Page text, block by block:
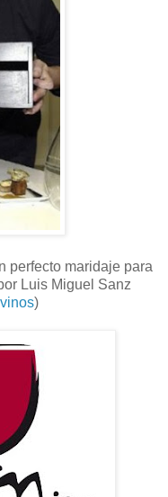
perfecto maridaje para
Luis Miguel Sanz
)